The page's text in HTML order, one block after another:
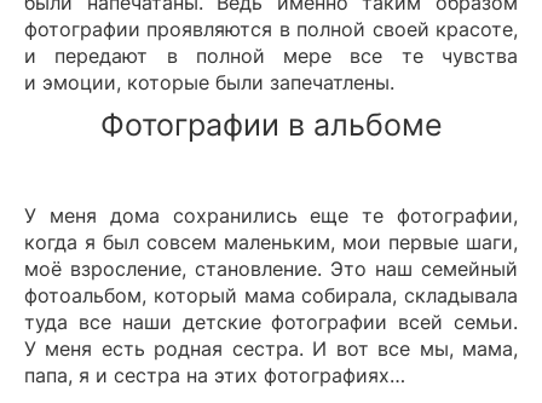
фотографии проявляются в полной своей красоте,
и передают в полной мере все те чувства
и эмоции, которые были запечатлены.
Фотографии в альбоме
У меня дома сохранились еще те фотографии,
когда я был совсем маленьким, мои первые шаги,
моё взросление, становление. Это наш семейный
фотоальбом, который мама собирала, складывала
туда все наши детские фотографии всей семьи.
У меня есть родная сестра. И вот все мы, мама,
папа, я и сестра на этих фотографиях…